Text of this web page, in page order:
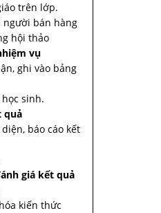
trên lớp.
người bán hàng
hội thảo
vụ
ghi vào bảng
sinh.
quả
báo cáo kết
giá kết quả
kiến thức